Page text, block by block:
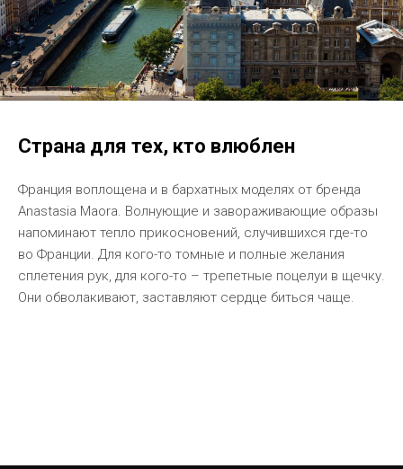
Страна для тех, кто влюблен
Франция воплощена и в бархатных моделях от бренда
Anastasia Maora. Волнующие и завораживающие образы
напоминают тепло прикосновений, случившихся где-то
во Франции. Для кого-то томные и полные желания
сплетения рук, для кого-то – трепетные поцелуи в щечку.
Они обволакивают, заставляют сердце биться чаще.